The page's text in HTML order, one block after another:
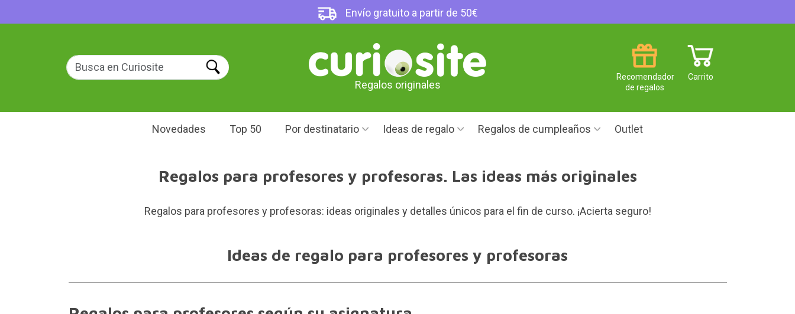
Envío gratuito a partir de 50€
Regalos originales
Carrito
Recomendador
de regalos
Novedades Top 50 Por destinatario Ideas de regalo Regalos de cumpleaños Outlet
Regalos para profesores y profesoras. Las ideas más originales
Regalos para profesores y profesoras: ideas originales y detalles únicos para el fin de curso. ¡Acierta seguro!
Ideas de regalo para profesores y profesoras